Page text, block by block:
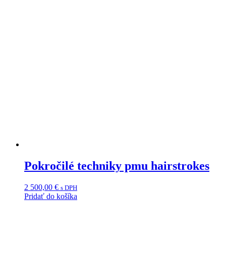
Pokročilé techniky pmu hairstrokes
2 500,00 € s DPH
Pridať do košíka